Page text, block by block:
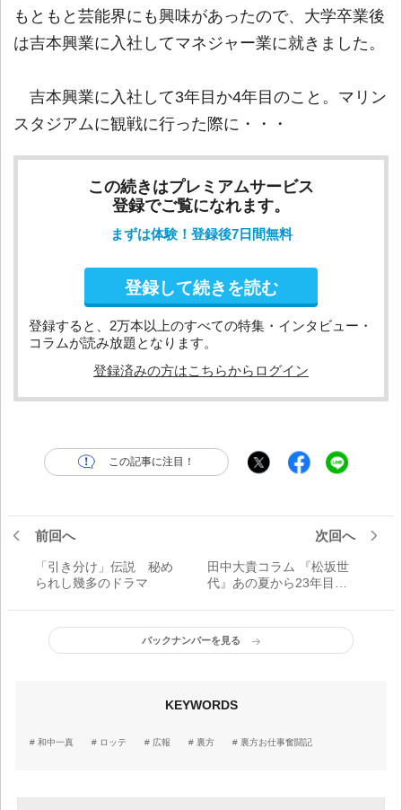
もともと芸能界にも興味があったので、大学卒業後
は吉本興業に入社してマネジャー業に就きました。
吉本興業に入社して3年目か4年目のこと。マリン
スタジアムに観戦に行った際に・・・
この続きはプレミアムサービス
登録でご覧になれます。
まずは体験！登録後7日間無料
登録して続きを読む
登録すると、2万本以上のすべての特集・インタビュー・
コラムが読み放題となります。
登録済みの方はこちらからログイン
この記事に注目！
前回へ
「引き分け」伝説 秘め
られし幾多のドラマ
次回へ
田中大貴コラム 『松坂世
代』あの夏から23年目の
のは松坂大輔と和田毅」
バックナンバーを見る
KEYWORDS
和中一真 ロッテ 広報 裏方 裏方お仕事奮闘記